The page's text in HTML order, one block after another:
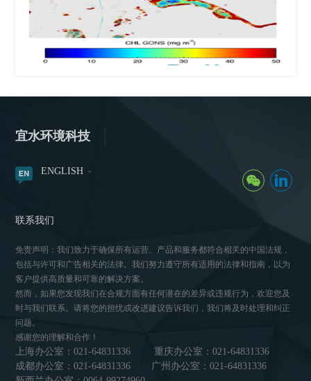
宜水环境科技
ENGLISH
联系我们
免责声明：我们致力于确保所有运营、产品和服务都符合相关的中国法规，
包括与许可和广告相关的法律。我们努力遵守所有适用的法律和指南，以为
客户提供高质量和可靠的解决方案。
然而，如果您发现我们在合规方面有任何潜在的差异或违规行为，欢迎您及
时与我们联系。请将您的担忧或改进建议告诉我们，我们将及时处理和纠正
问题。
感谢您的理解和合作！
上海办公室：021-64831336
重庆办公室：021-64831336
成都办公室：021-64831336
广州办公室：021-64831336